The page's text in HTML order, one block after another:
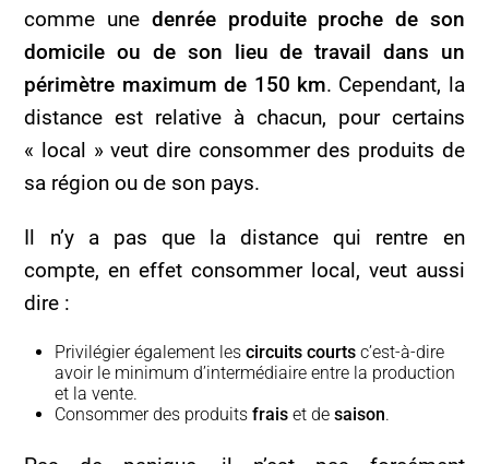
comme une denrée produite proche de son
domicile ou de son lieu de travail dans un
périmètre maximum de 150 km. Cependant, la
distance est relative à chacun, pour certains
« local » veut dire consommer des produits de
sa région ou de son pays.
Il n’y a pas que la distance qui rentre en
compte, en effet consommer local, veut aussi
dire :
Privilégier également lescircuits courts c’est-à-dire
avoir le minimum d’intermédiaire entre la production
et la vente.
Consommer des produitsfrais et desaison.